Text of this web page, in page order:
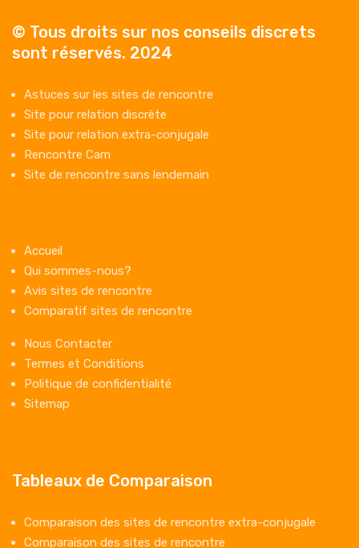
© Tous droits sur nos conseils discrets
sont réservés. 2024
Astuces sur les sites de rencontre
Site pour relation discrète
Site pour relation extra-conjugale
Rencontre Cam
Site de rencontre sans lendemain
Accueil
Qui sommes-nous?
Avis sites de rencontre
Comparatif sites de rencontre
Nous Contacter
Termes et Conditions
Politique de confidentialité
Sitemap
Tableaux de Comparaison
Comparaison des sites de rencontre extra-conjugale
Comparaison des sites de rencontre